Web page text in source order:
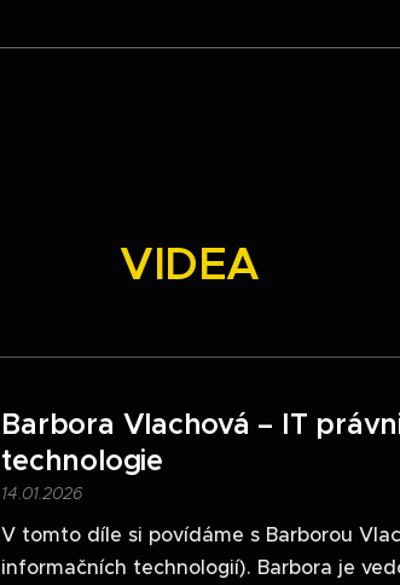
VIDEA
Barbora Vlachová – IT
technologie
14.01.2026
V tomto díle si povídáme s Barborou
informačních technologií). Barbora je